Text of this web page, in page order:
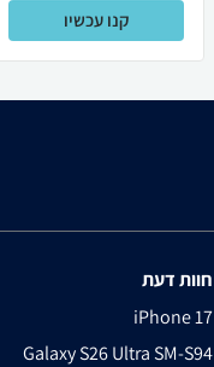
קנו עכשיו
חוות דעת
iPhone 17
Galaxy S26 Ultra SM-S94